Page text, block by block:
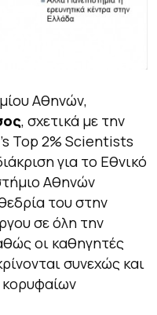
Αθηνών,
, σχετικά με την
Top 2% Scientists
για το Εθνικό
Αθηνών
του στην
σε όλη την
οι καθηγητές
συνεχώς και